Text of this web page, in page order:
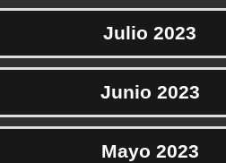
Julio 2023
Junio 2023
Mayo 2023